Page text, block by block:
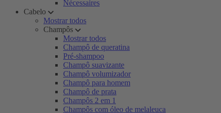
Nécessaires
Cabelo
Mostrar todos
Champôs
Mostrar todos
Champô de queratina
Pré-shampoo
Champô suavizante
Champô volumizador
Champô para homem
Champô de prata
Champôs 2 em 1
Champôs com óleo de melaleuca